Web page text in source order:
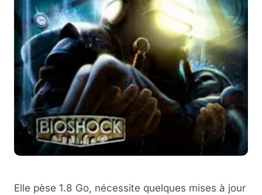
Elle pèse 1.8 Go, nécessite quelques mises à jour